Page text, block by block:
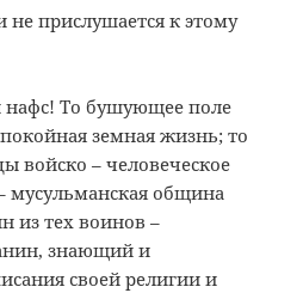
не прислушается к этому
То бушующее поле
земная жизнь; то
войско – человеческое
мусульманская община
из тех воинов –
знающий и
своей религии и